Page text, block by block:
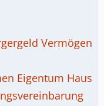
Vermögen
Eigentum Haus